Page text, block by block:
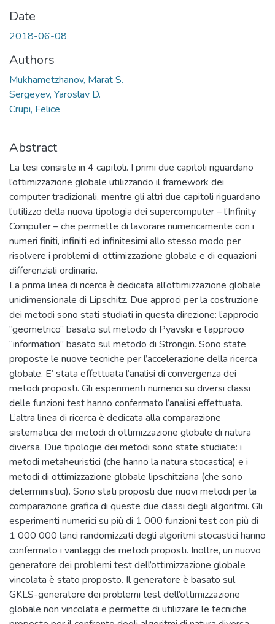
Date
2018-06-08
Authors
Mukhametzhanov, Marat S.
Sergeyev, Yaroslav D.
Crupi, Felice
Abstract
La tesi consiste in 4 capitoli. I primi due capitoli riguardano
l’ottimizzazione globale utilizzando il framework dei
computer tradizionali, mentre gli altri due capitoli riguardano
l’utilizzo della nuova tipologia dei supercomputer – l’Infinity
Computer – che permette di lavorare numericamente con i
numeri finiti, infiniti ed infinitesimi allo stesso modo per
risolvere i problemi di ottimizzazione globale e di equazioni
differenziali ordinarie.
La prima linea di ricerca è dedicata all’ottimizzazione globale
unidimensionale di Lipschitz. Due approci per la costruzione
dei metodi sono stati studiati in questa direzione: l’approcio
“geometrico” basato sul metodo di Pyavskii e l’approcio
“information” basato sul metodo di Strongin. Sono state
proposte le nuove tecniche per l’accelerazione della ricerca
globale. E’ stata effettuata l’analisi di convergenza dei
metodi proposti. Gli esperimenti numerici su diversi classi
delle funzioni test hanno confermato l’analisi effettuata.
L’altra linea di ricerca è dedicata alla comparazione
sistematica dei metodi di ottimizzazione globale di natura
diversa. Due tipologie dei metodi sono state studiate: i
metodi metaheuristici (che hanno la natura stocastica) e i
metodi di ottimizzazione globale lipschitziana (che sono
deterministici). Sono stati proposti due nuovi metodi per la
comparazione grafica di queste due classi degli algoritmi. Gli
esperimenti numerici su più di 1 000 funzioni test con più di
1 000 000 lanci randomizzati degli algoritmi stocastici hanno
confermato i vantaggi dei metodi proposti. Inoltre, un nuovo
generatore dei problemi test dell’ottimizzazione globale
vincolata è stato proposto. Il generatore è basato sul
GKLS-generatore dei problemi test dell’ottimizzazione
globale non vincolata e permette di utilizzare le tecniche